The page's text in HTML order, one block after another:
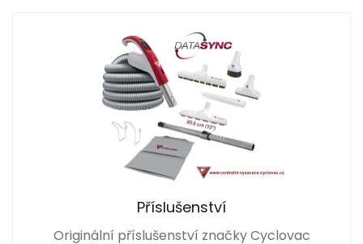
Příslušenství
Originální příslušenství značky Cyclovac